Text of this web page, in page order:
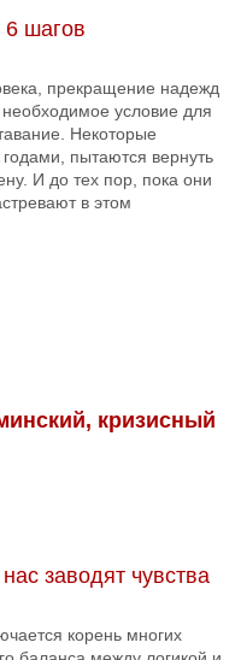
6 шагов
прекращение надежд
условие для
Некоторые
пытаются вернуть
И до тех пор, пока они
в этом
кризисный
заводят чувства
корень многих